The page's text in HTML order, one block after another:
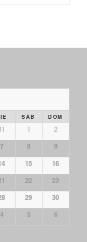
SÁB DOM
1
2
7 8
9
15
16
22
23
29
30
4 5 6